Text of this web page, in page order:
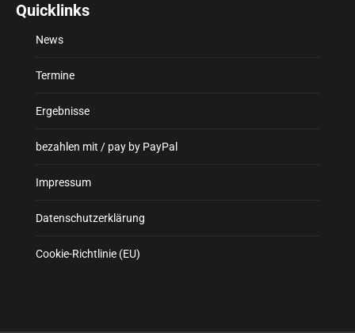
Quicklinks
News
Termine
Ergebnisse
bezahlen mit / pay by PayPal
Impressum
Datenschutzerklärung
Cookie-Richtlinie (EU)